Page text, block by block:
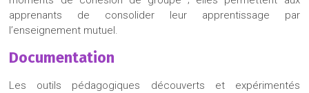
apprenants de consolider leur apprentissage par
l’enseignement mutuel.
Documentation
Les outils pédagogiques découverts et expérimentés